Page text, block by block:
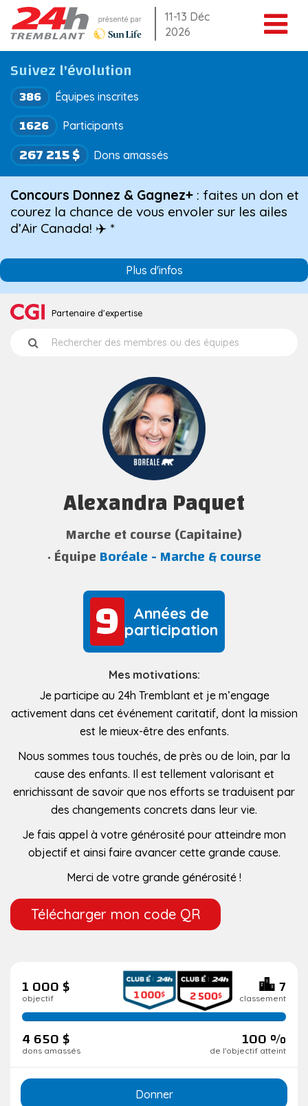
Aller
au
contenu
11-13 Déc
2026
Suivez l'évolution
386 Équipes inscrites
267 215 $ Dons amassés
1626 Participants
Concours Donnez & Gagnez+ : faites un don et
courez la chance de vous envoler sur les ailes
d’Air Canada! ✈️ *
Plus d'infos
Partenaire d'expertise
Alexandra Paquet
Marche et course (Capitaine)
ÉquipeBoréale - Marche & course
9
9
Années de
participation
Mes motivations:
Je participe au 24h Tremblant et je m’engage
activement dans cet événement caritatif, dont la mission
est le mieux-être des enfants.
Nous sommes tous touchés, de près ou de loin, par la
cause des enfants. Il est tellement valorisant et
enrichissant de savoir que nos efforts se traduisent par
des changements concrets dans leur vie.
Je fais appel à votre générosité pour atteindre mon
objectif et ainsi faire avancer cette grande cause.
Merci de votre grande générosité !
Télécharger mon code QR
1 000 $
objectif 7
classement
100
de
4 650 $
dons amassés 100 %
de l'objectif atteint
Donner